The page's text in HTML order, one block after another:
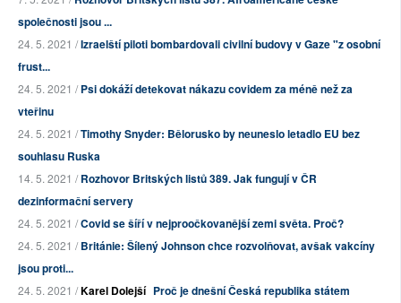
společnosti jsou ...
24. 5. 2021 /Izraelští piloti bombardovali civilní budovy v Gaze "z osobní
frust...
24. 5. 2021 /Psi dokáží detekovat nákazu covidem za méně než za
vteřinu
24. 5. 2021 /Timothy Snyder: Bělorusko by neuneslo letadlo EU bez
souhlasu Ruska
14. 5. 2021 /Rozhovor Britských listů 389. Jak fungují v ČR
dezinformační servery
24. 5. 2021 /Covid se šíří v nejproočkovanější zemi světa. Proč?
24. 5. 2021 /Británie: Šílený Johnson chce rozvolňovat, avšak vakcíny
jsou proti...
24. 5. 2021 /Karel Dolejší Proč je dnešní Česká republika státem